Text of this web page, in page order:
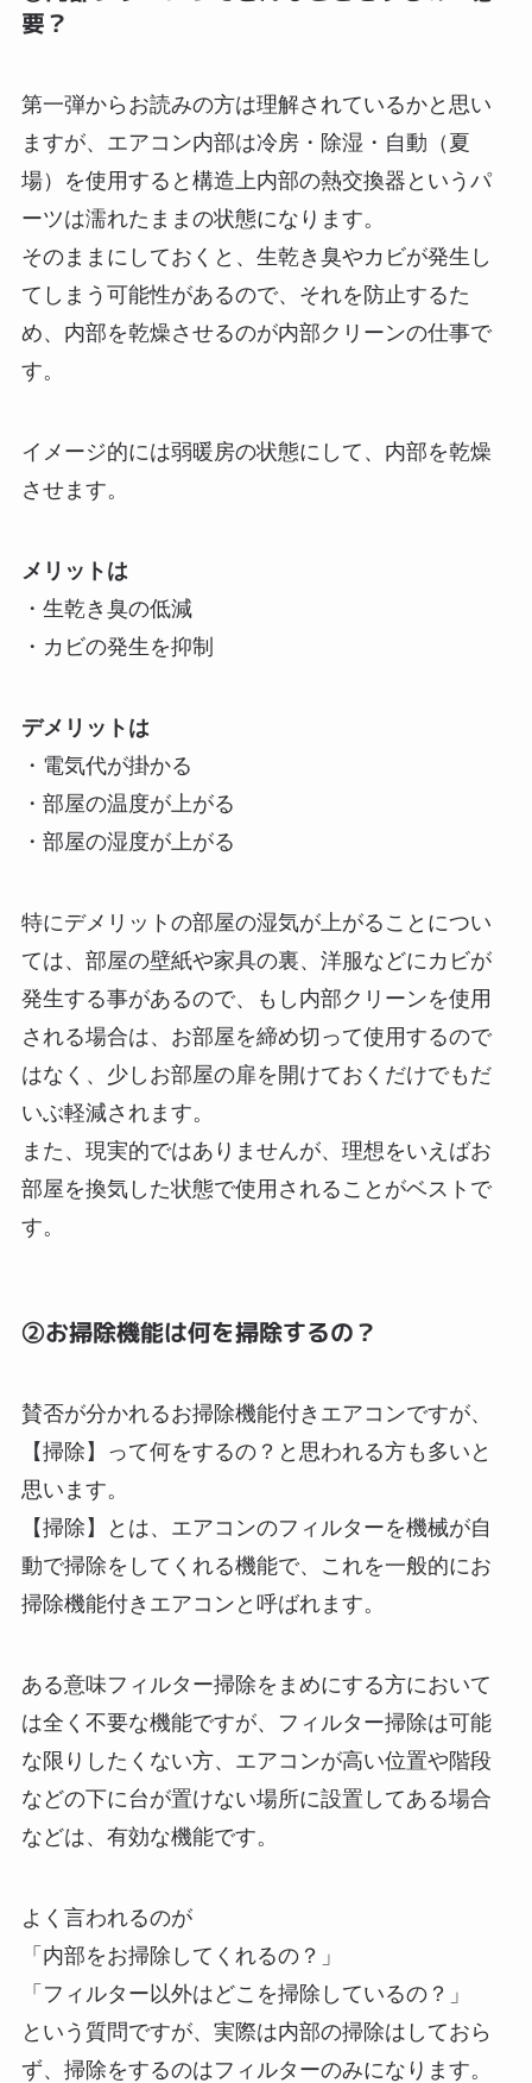
要？
第一弾からお読みの方は理解されているかと思い
ますが、エアコン内部は冷房・除湿・自動（夏
場）を使用すると構造上内部の熱交換器というパ
ーツは濡れたままの状態になります。
そのままにしておくと、生乾き臭やカビが発生し
てしまう可能性があるので、それを防止するた
め、内部を乾燥させるのが内部クリーンの仕事で
す。
イメージ的には弱暖房の状態にして、内部を乾燥
させます。
メリットは
・生乾き臭の低減
・カビの発生を抑制
デメリットは
・電気代が掛かる
・部屋の温度が上がる
・部屋の湿度が上がる
特にデメリットの部屋の湿気が上がることについ
ては、部屋の壁紙や家具の裏、洋服などにカビが
発生する事があるので、もし内部クリーンを使用
される場合は、お部屋を締め切って使用するので
はなく、少しお部屋の扉を開けておくだけでもだ
いぶ軽減されます。
また、現実的ではありませんが、理想をいえばお
部屋を換気した状態で使用されることがベストで
す。
②お掃除機能は何を掃除するの？
賛否が分かれるお掃除機能付きエアコンですが、
【掃除】って何をするの？と思われる方も多いと
思います。
【掃除】とは、エアコンのフィルターを機械が自
動で掃除をしてくれる機能で、これを一般的にお
掃除機能付きエアコンと呼ばれます。
ある意味フィルター掃除をまめにする方において
は全く不要な機能ですが、フィルター掃除は可能
な限りしたくない方、エアコンが高い位置や階段
などの下に台が置けない場所に設置してある場合
などは、有効な機能です。
よく言われるのが
「内部をお掃除してくれるの？」
「フィルター以外はどこを掃除しているの？」
という質問ですが、実際は内部の掃除はしておら
ず、掃除をするのはフィルターのみになります。